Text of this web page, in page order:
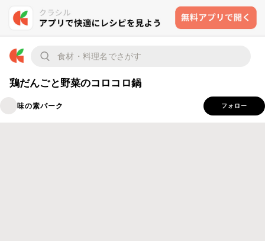
鶏だんごと野菜のコロコロ鍋
味の素パーク フォロー